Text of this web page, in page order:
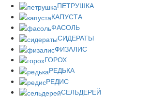
ПЕТРУШКА
КАПУСТА
ФАСОЛЬ
СИДЕРАТЫ
ФИЗАЛИС
ГОРОХ
РЕДЬКА
РЕДИС
СЕЛЬДЕРЕЙ